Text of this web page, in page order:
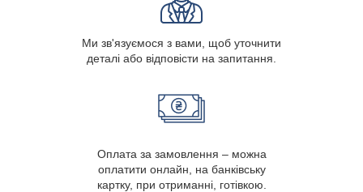
Ми зв'язуємося з вами, щоб уточнити
деталі або відповісти на запитання.
Оплата за замовлення – можна
оплатити онлайн, на банківську
картку, при отриманні, готівкою.